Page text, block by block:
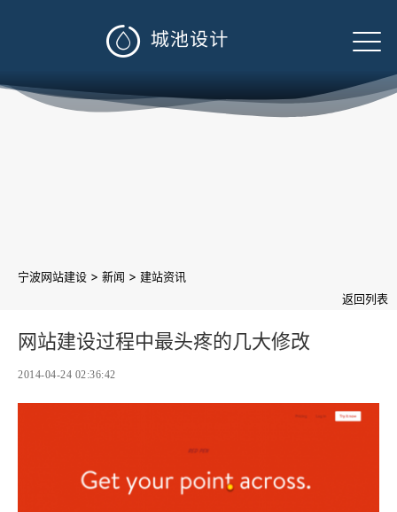

宁波网站建设 > 新闻 > 建站资讯
返回列表
网站建设过程中最头疼的几大修改
2014-04-24 02:36:42